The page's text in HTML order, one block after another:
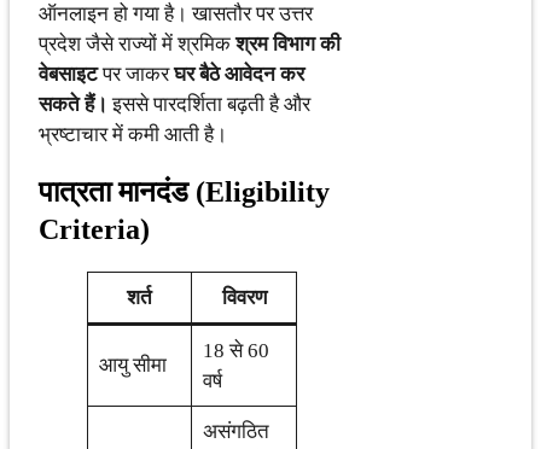
ऑनलाइन हो गया है। खासतौर पर उत्तर
प्रदेश जैसे राज्यों में श्रमिकश्रम विभाग की
वेबसाइटपर जाकरघर बैठे आवेदन कर
सकते हैं। इससे पारदर्शिता बढ़ती है और
भ्रष्टाचार में कमी आती है।
पात्रता मानदंड (Eligibility
Criteria)
शर्त विवरण
आयु सीमा
18 से 60
वर्ष
असंगठित